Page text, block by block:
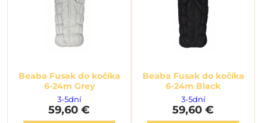
Beaba Fusak do kočíka
6-24m Grey
3-5dní
59,60 €
Beaba Fusak do kočíka
6-24m Black
3-5dní
59,60 €